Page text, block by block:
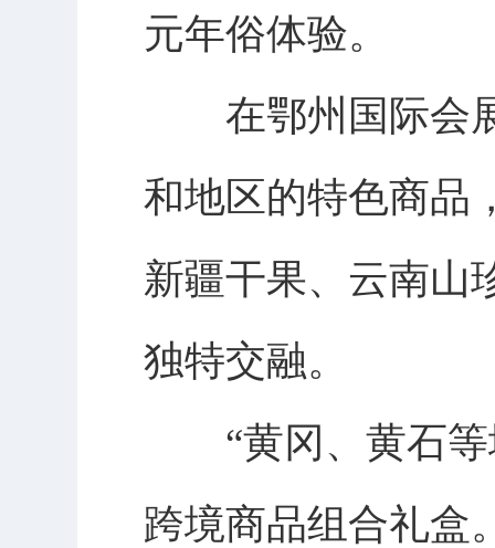
元年俗体验。
在鄂州国际会展
和地区的特色商品
新疆干果、云南山
独特交融。
“黄冈、黄石等
跨境商品组合礼盒